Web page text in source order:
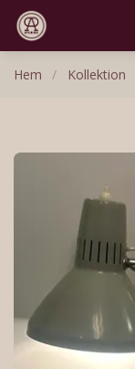
Hem / Kollektion